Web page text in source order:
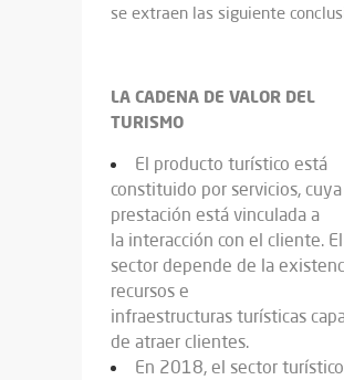
se extraen las siguiente
LA CADENA DE VALOR DEL
TURISMO
El producto turístico está
constituido por servicios, cuya
prestación está vinculada a
la interacción con el cliente. El
sector depende de la
recursos e
infraestructuras turísticas
de atraer clientes.
En 2018, el sector